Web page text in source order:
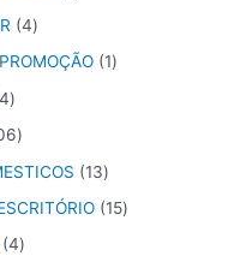
4
1
4
13
15
4